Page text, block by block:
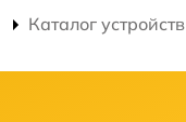
Каталог устройств